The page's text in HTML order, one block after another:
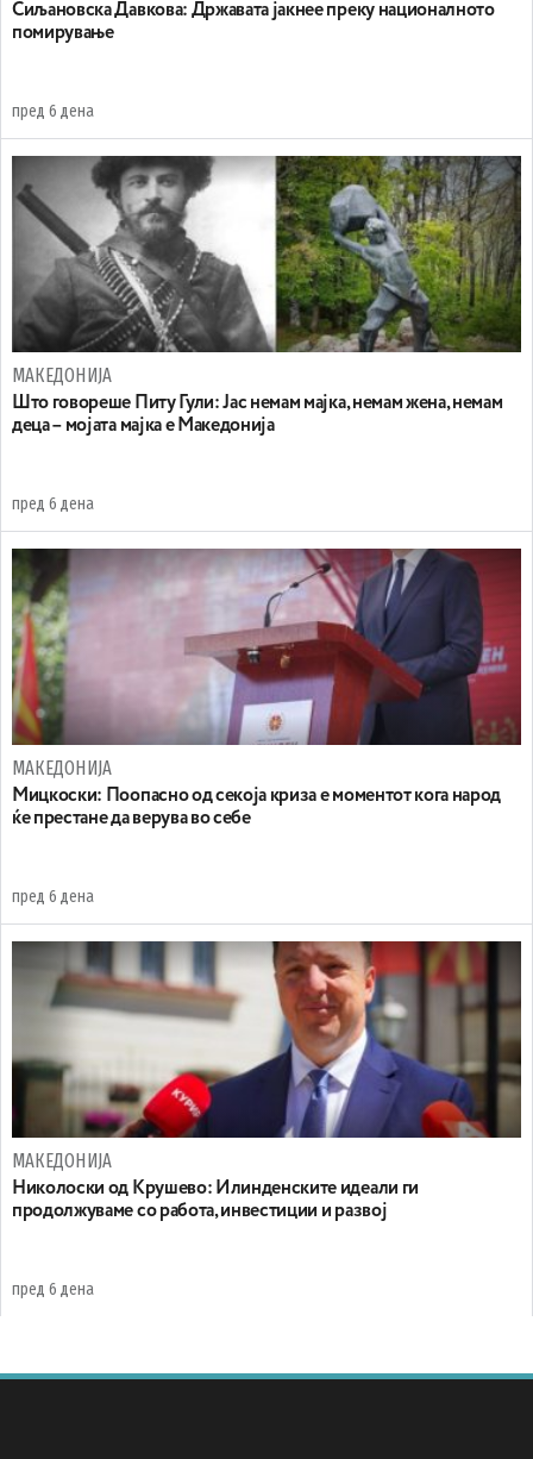
Сиљановска Давкова: Државата јакнее преку националното
помирување
пред 6 дена
МАКЕДОНИЈА
Што говореше Питу Гули: Јас немам мајка, немам жена, немам
деца – мојата мајка е Македонија
пред 6 дена
МАКЕДОНИЈА
Мицкоски: Поопасно од секоја криза е моментот кога народ
ќе престане да верува во себе
пред 6 дена
МАКЕДОНИЈА
Николоски од Крушево: Илинденските идеали ги
продолжуваме со работа, инвестиции и развој
пред 6 дена